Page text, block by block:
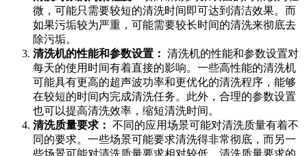
微，可能只需要较短的清洗时间即可达到清洁效果。而
如果污垢较为严重，可能需要较长时间的清洗来彻底去
除污垢。
清洗机的性能和参数设置： 清洗机的性能和参数设置对
每天的使用时间有着直接的影响。一些高性能的清洗机
可能具有更高的超声波功率和更优化的清洗程序，能够
在较短的时间内完成清洗任务。此外，合理的参数设置
也可以提高清洗效率，缩短清洗时间。
清洗质量要求： 不同的应用场景可能对清洗质量有着不
同的要求。一些场景可能要求清洗得非常彻底，而另一
些场景可能对清洗质量要求相对较低。清洗质量要求的